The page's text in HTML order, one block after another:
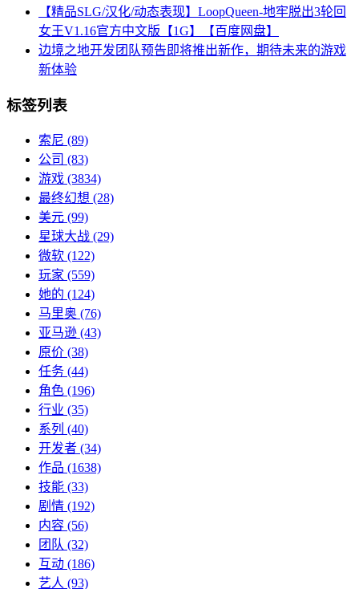
【精品SLG/汉化/动态表现】LoopQueen-地牢脱出3轮回
女王V1.16官方中文版【1G】【百度网盘】
边境之地开发团队预告即将推出新作，期待未来的游戏
新体验
标签列表
索尼 (89)
公司 (83)
游戏 (3834)
最终幻想 (28)
美元 (99)
星球大战 (29)
微软 (122)
玩家 (559)
她的 (124)
马里奥 (76)
亚马逊 (43)
原价 (38)
任务 (44)
角色 (196)
行业 (35)
系列 (40)
开发者 (34)
作品 (1638)
技能 (33)
剧情 (192)
内容 (56)
团队 (32)
互动 (186)
艺人 (93)